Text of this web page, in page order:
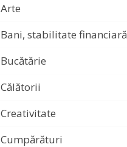
Arte
Bani, stabilitate financiară
Bucătărie
Călătorii
Creativitate
Cumpărături